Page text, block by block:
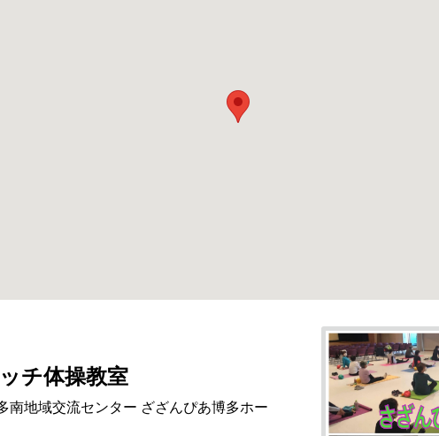
チ体操教室
南地域交流センター ざざんぴあ博多ホー